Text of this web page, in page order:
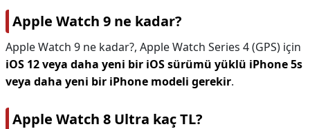
Apple Watch 9 ne kadar?
Apple Watch 9 ne kadar?, Apple Watch Series 4 (GPS) için
iOS 12 veya daha yeni bir iOS sürümü yüklü iPhone 5s
veya daha yeni bir iPhone modeli gerekir.
Apple Watch 8 Ultra kaç TL?